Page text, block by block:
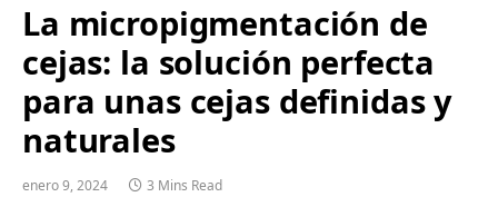
La micropigmentación de
cejas: la solución perfecta
para unas cejas definidas y
naturales
enero 9, 2024 3 Mins Read